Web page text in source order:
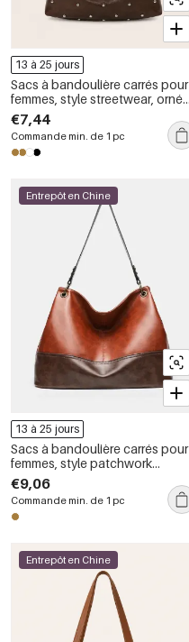
13 à 25 jours
Sacs à bandoulière carrés pour
femmes, style streetwear, ornés
de clous métalliques et de
rivets, couleur unie, en PU de
qualité supérieure.
€7,44
Commande min. de 1 pc
Entrepôt en Chine
13 à 25 jours
Sacs à bandoulière carrés pour
femmes, style patchwork
décontracté, couleurs
mélangées, en PU de qualité
supérieure
€9,06
Commande min. de 1 pc
Entrepôt en Chine